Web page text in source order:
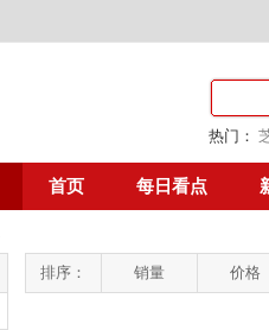
热门：
首页 每日看点
排序： 销量 价格